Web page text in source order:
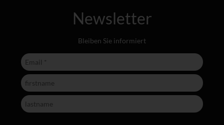
Newsletter
Bleiben Sie informiert